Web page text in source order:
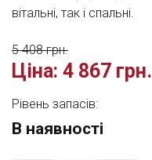
вітальні, так і спальні.
Ціна: 4 867 грн.
5 408 грн.
Рівень запасів:
В наявності